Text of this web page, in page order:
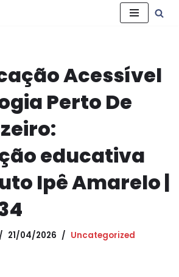
Acessível
Perto De
educativa
Ipê Amarelo |
21/04/2026 Uncategorized